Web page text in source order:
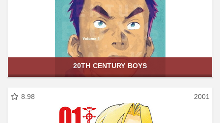
20TH CENTURY BOYS
8.98 2001